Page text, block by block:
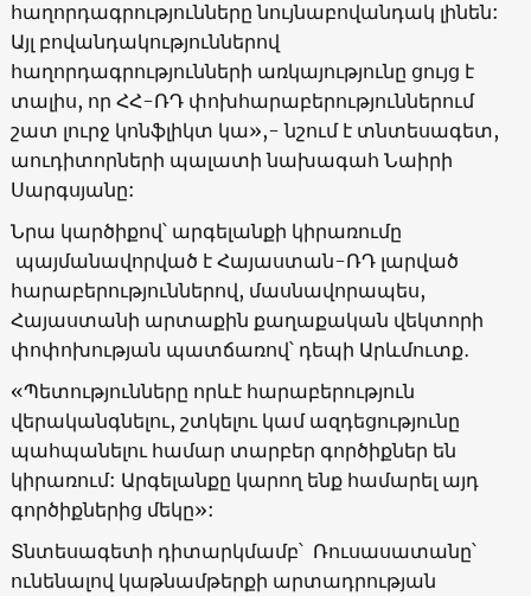
հաղորդագրությունները նույնաբովանդակ լինեն:
Այլ բովանդակություններով
հաղորդագրությունների առկայությունը ցույց է
տալիս, որ ՀՀ-ՌԴ փոխհարաբերություններում
շատ լուրջ կոնֆլիկտ կա»,- նշում է տնտեսագետ,
աուդիտորների պալատի նախագահ Նաիրի
Սարգսյանը:
Նրա կարծիքով՝ արգելանքի կիրառումը
պայմանավորված է Հայաստան-ՌԴ լարված
հարաբերություններով, մասնավորապես,
Հայաստանի արտաքին քաղաքական վեկտորի
փոփոխության պատճառով՝ դեպի Արևմուտք․
«Պետությունները որևէ հարաբերություն
վերականգնելու, շտկելու կամ ազդեցությունը
պահպանելու համար տարբեր գործիքներ են
կիրառում: Արգելանքը կարող ենք համարել այդ
գործիքներից մեկը»:
Տնտեսագետի դիտարկմամբ՝ Ռուսասատանը՝
ունենալով կաթնամթերքի արտադրության